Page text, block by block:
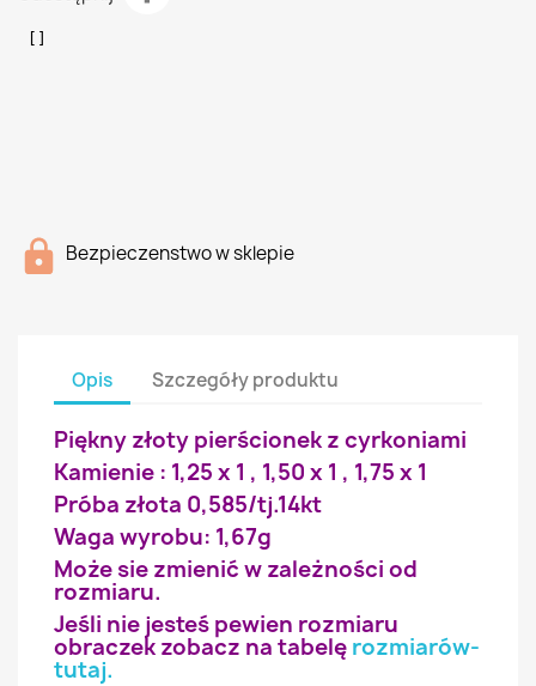
Bezpieczenstwo w sklepie
Opis Szczegóły produktu
Piękny złoty pierścionek z cyrkoniami
Kamienie : 1,25 x 1 , 1,50 x 1 , 1,75 x 1
Próba złota 0,585/tj.14kt
Waga wyrobu: 1,67g
Może sie zmienić w zależności od
rozmiaru.
Jeśli nie jesteś pewien rozmiaru
obraczek zobacz na tabelę rozmiarów-
tutaj.